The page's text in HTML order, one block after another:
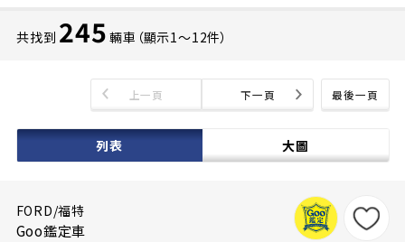
共找到 245 輛車（顯示1〜12件）
最後一頁
上一頁 下一頁
列表 大圖
FORD/福特
Goo鑑定車